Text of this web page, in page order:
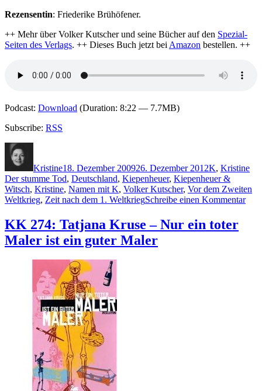
Rezensentin: Friederike Brühöfener.
++ Mehr über Volker Kutscher und seine Bücher auf den Spezial-
Seiten des Verlags. ++ Dieses Buch jetzt bei Amazon bestellen. ++
Podcast: Download (Duration: 8:22 — 7.7MB)
Subscribe: RSS
Kristine18. Dezember 200926. Dezember 2012K, Kristine
Der stumme Tod, Deutschland, Kiepenheuer, Kiepenheuer &
Witsch, Kristine, Namen mit K, Volker Kutscher, Vor dem Zweiten
Weltkrieg, Zeit nach dem 1. WeltkriegSchreibe einen Kommentarzu
KK 274: Tatjana Kruse – Nur ein toter
Maler ist ein guter Maler